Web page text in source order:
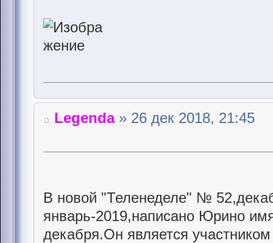
Legenda» 26 дек 2018, 21:45
В новой "Теленеделе" №
январь-2019,написано Юрино
декабря.Он является